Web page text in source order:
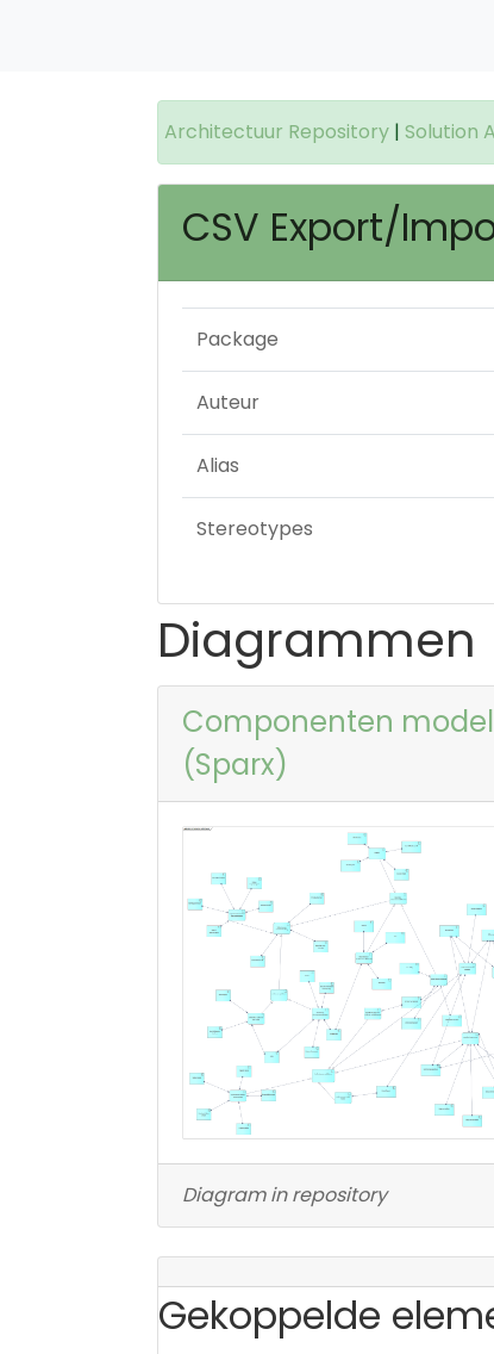
Architectuur Repository | Solution
CSV Export/
Package
Auteur
Alias
Stereotypes
Diagrammen
Componenten model
(Sparx)
Diagram in repository
Gekoppelde